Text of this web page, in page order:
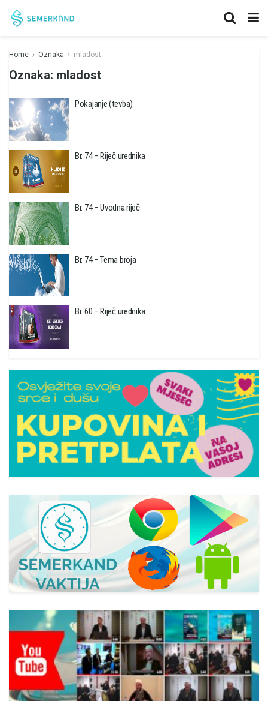
Home Oznaka mladost
Oznaka: mladost
Pokajanje (tevba)
Br. 74 – Riječ urednika
Br. 74 – Uvodna riječ
Br. 74 – Tema broja
Br. 60 – Riječ urednika